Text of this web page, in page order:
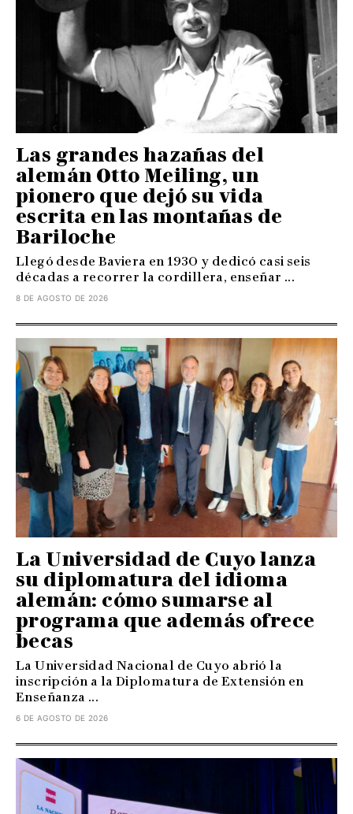
Las grandes hazañas del
alemán Otto Meiling, un
pionero que dejó su vida
escrita en las montañas de
Bariloche
Llegó desde Baviera en 1930 y dedicó casi seis
décadas a recorrer la cordillera, enseñar ...
8 DE AGOSTO DE 2026
La Universidad de Cuyo lanza
su diplomatura del idioma
alemán: cómo sumarse al
programa que además ofrece
becas
La Universidad Nacional de Cuyo abrió la
inscripción a la Diplomatura de Extensión en
Enseñanza ...
6 DE AGOSTO DE 2026